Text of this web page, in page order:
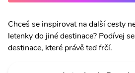
Chceš se inspirovat na další cesty
letenky do jiné destinace? Podívej
destinace, které právě teď frčí.